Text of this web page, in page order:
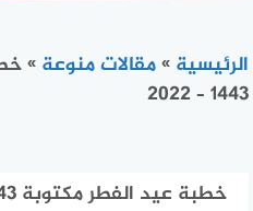
الرئيسية »مقالات منوعة »
2022 – 1443
خطبة عيد الفطر مكتوبة PDF 2022 – 1443